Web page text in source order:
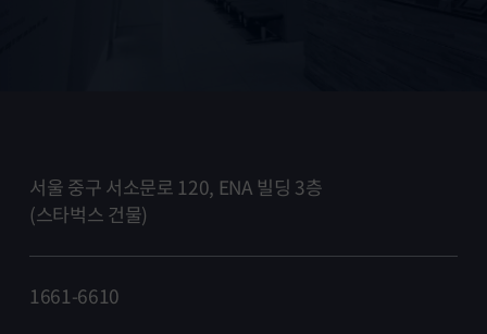
서울 중구 서소문로 120, ENA 빌딩 3층
(스타벅스 건물)
1661-6610